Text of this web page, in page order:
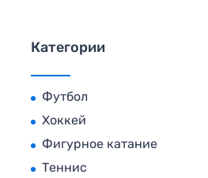
Категории
Футбол
Хоккей
Фигурное катание
Теннис